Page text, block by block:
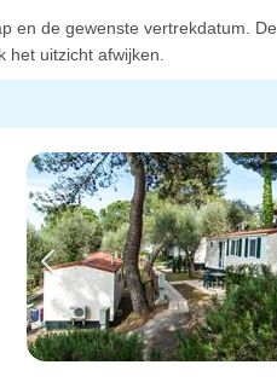
en de gewenste vertrekdatum. De
uitzicht afwijken.